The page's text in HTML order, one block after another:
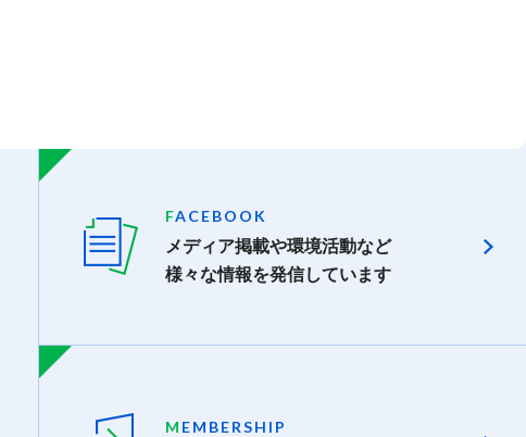
FACEBOOK
メディア掲載や環境活動など
様々な情報を発信しています
M EMBERSHIP